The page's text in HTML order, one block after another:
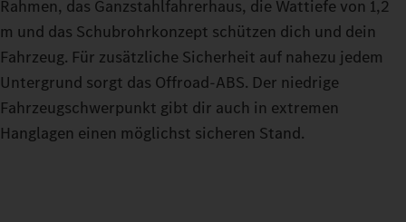
Rahmen, das Ganzstahlfahrerhaus, die Wattiefe von 1,2
m und das Schubrohrkonzept schützen dich und dein
Fahrzeug. Für zusätzliche Sicherheit auf nahezu jedem
Untergrund sorgt das Offroad-ABS. Der niedrige
Fahrzeugschwerpunkt gibt dir auch in extremen
Hanglagen einen möglichst sicheren Stand.